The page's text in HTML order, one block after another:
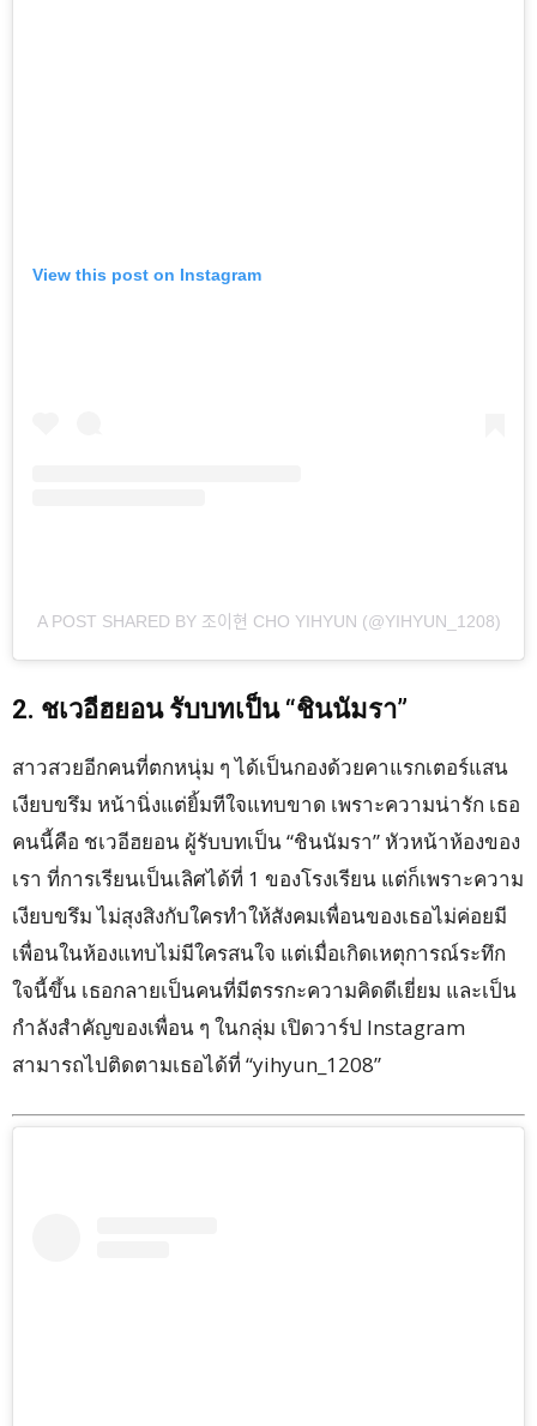
View this post on Instagram
A POST SHARED BY 조이현 CHO YIHYUN (@YIHYUN_1208)
2. ชเวอีฮยอน รับบทเป็น “ชินนัมรา”
สาวสวยอีกคนที่ตกหนุ่ม ๆ ได้เป็นกองด้วยคาแรกเตอร์แสน
เงียบขรึม หน้านิ่งแต่ยิ้มทีใจแทบขาด เพราะความน่ารัก เธอ
คนนี้คือ ชเวอีฮยอน ผู้รับบทเป็น “ชินนัมรา” หัวหน้าห้องของ
เรา ที่การเรียนเป็นเลิศได้ที่ 1 ของโรงเรียน แต่ก็เพราะความ
เงียบขรึม ไม่สุงสิงกับใครทำให้สังคมเพื่อนของเธอไม่ค่อยมี
เพื่อนในห้องแทบไม่มีใครสนใจ แต่เมื่อเกิดเหตุการณ์ระทึก
ใจนี้ขึ้น เธอกลายเป็นคนที่มีตรรกะความคิดดีเยี่ยม และเป็น
กำลังสำคัญของเพื่อน ๆ ในกลุ่ม เปิดวาร์ป Instagram
สามารถไปติดตามเธอได้ที่ “yihyun_1208”